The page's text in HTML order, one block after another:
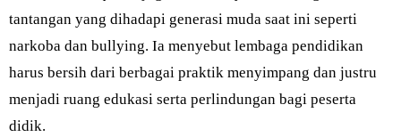
tantangan yang dihadapi generasi muda saat ini seperti
narkoba dan bullying. Ia menyebut lembaga pendidikan
harus bersih dari berbagai praktik menyimpang dan justru
menjadi ruang edukasi serta perlindungan bagi peserta
didik.